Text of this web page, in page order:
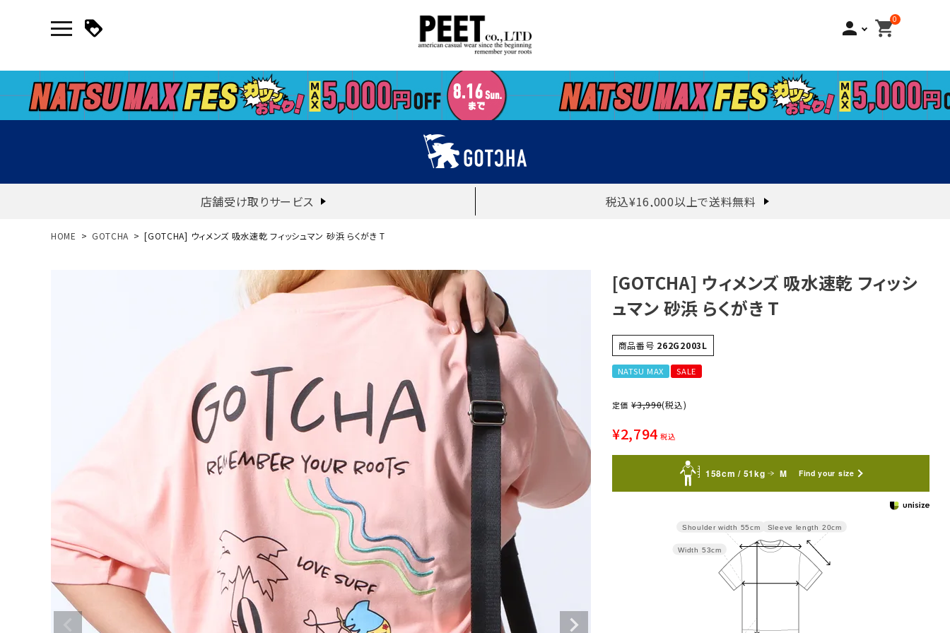
person 0
shopping_cart
店舗受け取りサービス 税込¥16,000以上で送料無料
新規会員登録｜ログイン
ニュース・特集
HOME GOTCHA [GOTCHA] ウィメンズ 吸水速乾 フィッシュマン 砂浜 らくがき T
[GOTCHA] ウィメンズ 吸水速乾 フィッシ
ュマン 砂浜 らくがき T
商品番号 262G2003L
NATSU MAX SALE
定価 ¥3,990(税込)
¥2,794 税込
158cm / 51kg M Find your size
Sleeve length 20cm
Width 53cm
Shoulder width 55cm